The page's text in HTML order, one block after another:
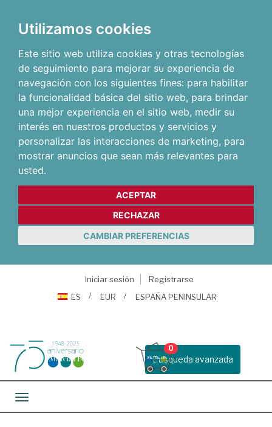
Utilizamos cookies
Este sitio web utiliza cookies y otras tecnologías
de seguimiento para mejorar su experiencia de
navegación con los siguientes fines: para habilitar
la funcionalidad básica del sitio web, para brindar
una mejor experiencia en el sitio web, medir su
interés en nuestros productos y servicios y
personalizar las interacciones de marketing, para
mostrar anuncios que sean más relevantes para
usted.
ACEPTAR
RECHAZAR
CAMBIAR PREFERENCIAS
Iniciar sesión
Registrarse
ES
EUR ESPAÑA PENINSULAR
Busqueda avanzada
0
Toggle navigation